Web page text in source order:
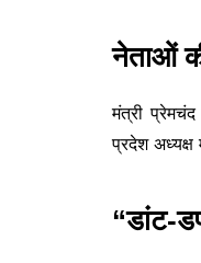
नेताओं
मंत्री
प्रदेश
“डांट-